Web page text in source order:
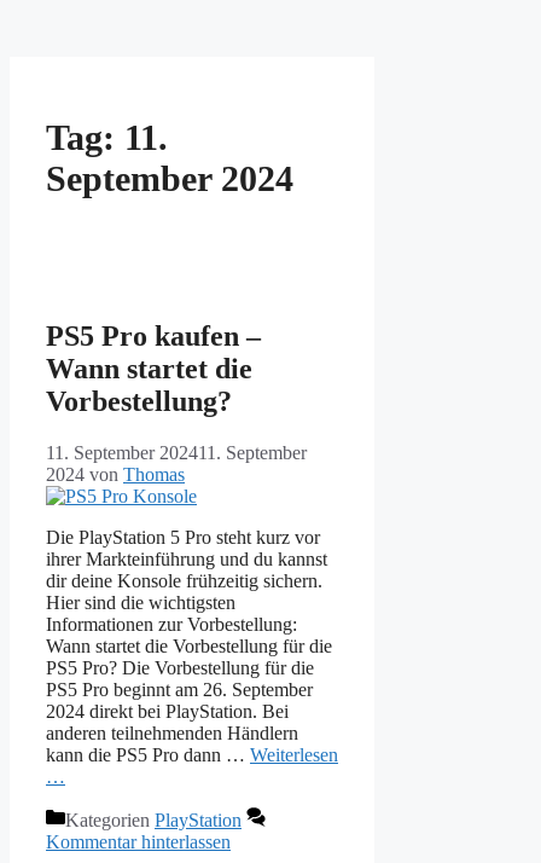
Tag: 11.
September 2024
PS5 Pro kaufen –
Wann startet die
Vorbestellung?
11. September 202411. September
2024 von Thomas
Die PlayStation 5 Pro steht kurz vor
ihrer Markteinführung und du kannst
dir deine Konsole frühzeitig sichern.
Hier sind die wichtigsten
Informationen zur Vorbestellung:
Wann startet die Vorbestellung für die
PS5 Pro? Die Vorbestellung für die
PS5 Pro beginnt am 26. September
2024 direkt bei PlayStation. Bei
anderen teilnehmenden Händlern
kann die PS5 Pro dann … Weiterlesen
…
Kategorien PlayStation
Kommentar hinterlassen